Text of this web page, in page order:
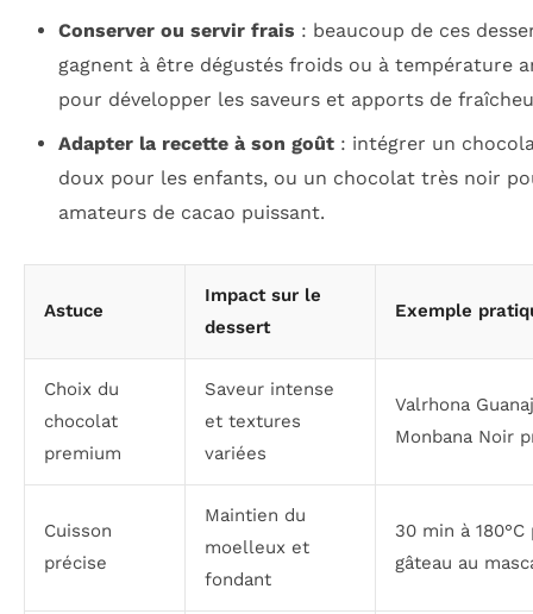
Conserver ou servir frais : beaucoup de ces
gagnent à être dégustés froids ou à température
pour développer les saveurs et apports de
Adapter la recette à son goût: intégrer un
doux pour les enfants, ou un chocolat très noir
amateurs de cacao puissant.
Astuce
Impact sur le
dessert
Exemple
Choix du
chocolat
premium
Saveur intense
et textures
variées
Valrhona
Monbana Noir
Cuisson
précise
Maintien du
moelleux et
fondant
30 min à 180°C
gâteau au